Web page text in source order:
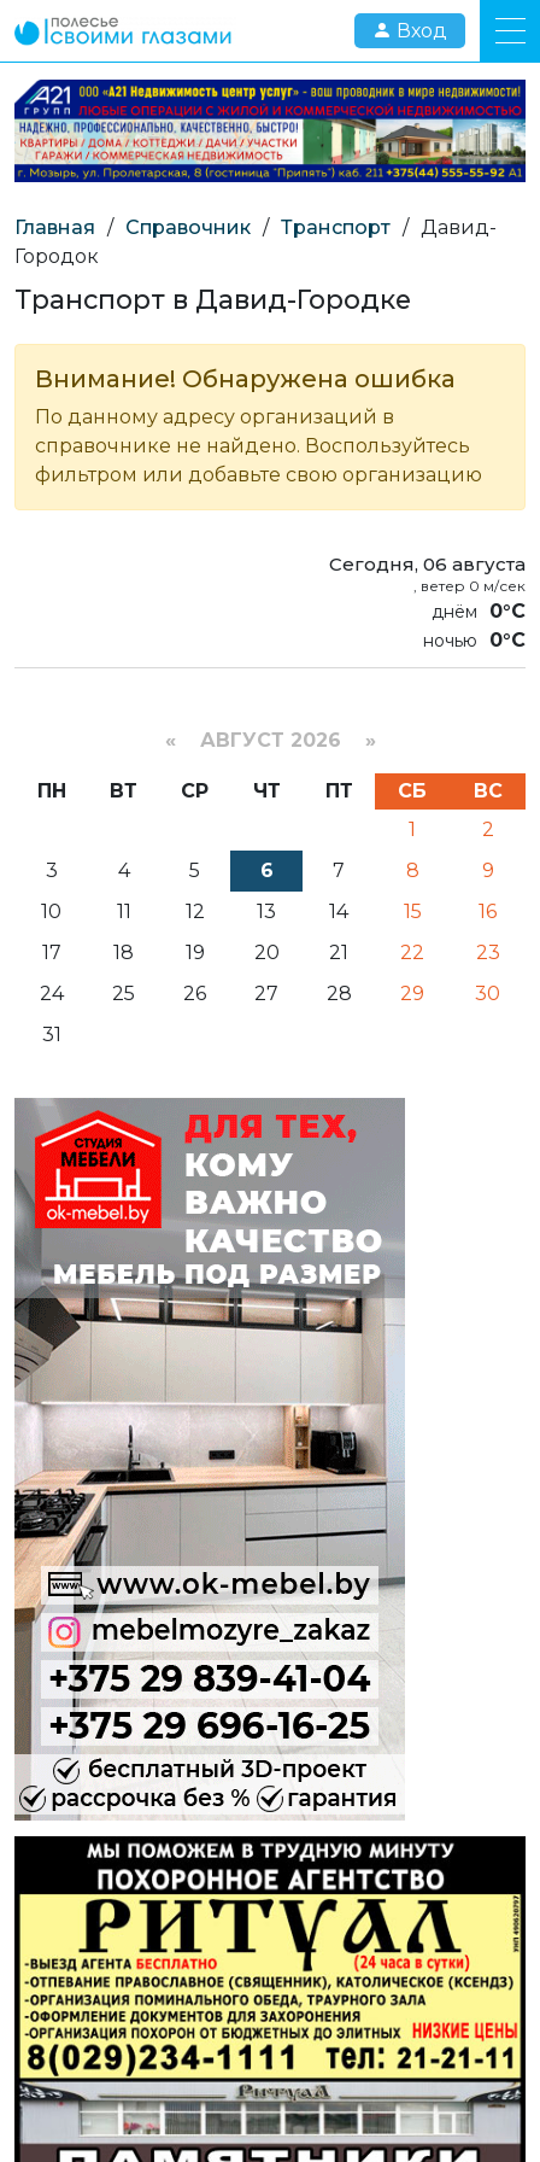
Вход
Главная / Справочник / Транспорт / Давид-
Городок
Транспорт в Давид-Городке
Внимание! Обнаружена ошибка
По данному адресу организаций в
справочнике не найдено. Воспользуйтесь
фильтром или добавьте свою организацию
Сегодня, 06 августа
, ветер 0 м/сек
0°C
0°C
« АВГУСТ 2026 »
ПН ВТ СР ЧТ ПТ СБ
ВС
1
2
3
4 5 6 7 8
9
10
11 12 13 14 15
16
17
18 19 20 21 22
23
24
25 26 27 28 29
30
31